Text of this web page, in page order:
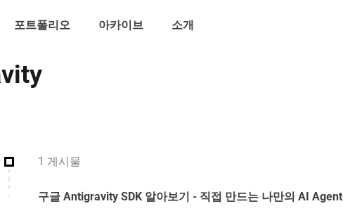
포트폴리오 아카이브 소개
1 게시물
구글 Antigravity SDK 알아보기 - 직접 만드는 나만의 AI Agent